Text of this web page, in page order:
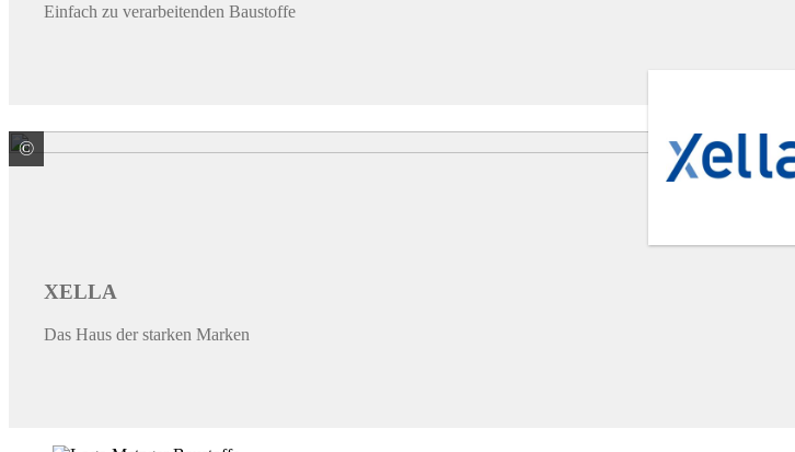
Einfach zu verarbeitenden Baustoffe
© Xella Deutschland GmbH
XELLA
Das Haus der starken Marken